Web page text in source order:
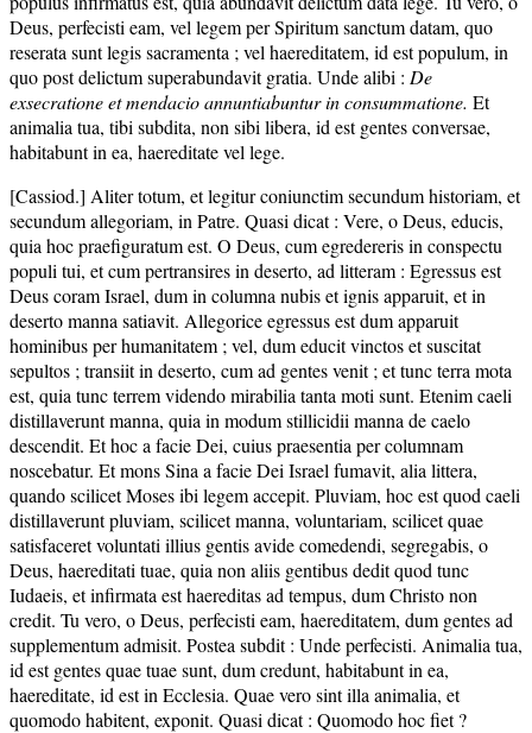
Deus, perfecisti eam, vel legem per Spiritum sanctum datam, quo
reserata sunt legis sacramenta ; vel haereditatem, id est populum, in
quo post delictum superabundavit gratia. Unde alibi : De
exsecratione et mendacio annuntiabuntur in consummatione. Et
animalia tua, tibi subdita, non sibi libera, id est gentes conversae,
habitabunt in ea, haereditate vel lege.
[Cassiod.] Aliter totum, et legitur coniunctim secundum historiam, et
secundum allegoriam, in Patre. Quasi dicat : Vere, o Deus, educis,
quia hoc praefiguratum est. O Deus, cum egredereris in conspectu
populi tui, et cum pertransires in deserto, ad litteram : Egressus est
Deus coram Israel, dum in columna nubis et ignis apparuit, et in
deserto manna satiavit. Allegorice egressus est dum apparuit
hominibus per humanitatem ; vel, dum educit vinctos et suscitat
sepultos ; transiit in deserto, cum ad gentes venit ; et tunc terra mota
est, quia tunc terrem videndo mirabilia tanta moti sunt. Etenim caeli
distillaverunt manna, quia in modum stillicidii manna de caelo
descendit. Et hoc a facie Dei, cuius praesentia per columnam
noscebatur. Et mons Sina a facie Dei Israel fumavit, alia littera,
quando scilicet Moses ibi legem accepit. Pluviam, hoc est quod caeli
distillaverunt pluviam, scilicet manna, voluntariam, scilicet quae
satisfaceret voluntati illius gentis avide comedendi, segregabis, o
Deus, haereditati tuae, quia non aliis gentibus dedit quod tunc
Iudaeis, et infirmata est haereditas ad tempus, dum Christo non
credit. Tu vero, o Deus, perfecisti eam, haereditatem, dum gentes ad
supplementum admisit. Postea subdit : Unde perfecisti. Animalia tua,
id est gentes quae tuae sunt, dum credunt, habitabunt in ea,
haereditate, id est in Ecclesia. Quae vero sint illa animalia, et
quomodo habitent, exponit. Quasi dicat : Quomodo hoc fiet ?